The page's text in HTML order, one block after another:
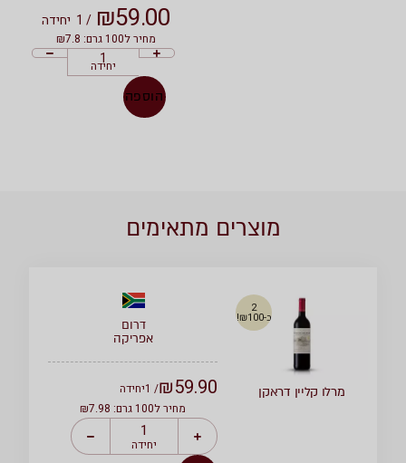
₪59.00
/ 1 יחידה
מחיר ל100 גרם: ₪7.8
יחידה
הוספה
מוצרים מתאימים
2
ב-₪100!
מרלו קליין דראקן
דרום
אפריקה
₪59.90
/ 1 יחידה
מחיר ל100 גרם: ₪7.98
יחידה